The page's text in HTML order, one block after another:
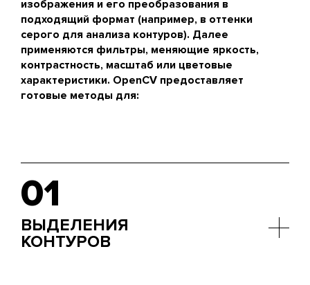
изображения и его преобразования в
подходящий формат (например, в оттенки
серого для анализа контуров). Далее
применяются фильтры, меняющие яркость,
контрастность, масштаб или цветовые
характеристики. OpenCV предоставляет
готовые методы для:
01
ВЫДЕЛЕНИЯ
КОНТУРОВ